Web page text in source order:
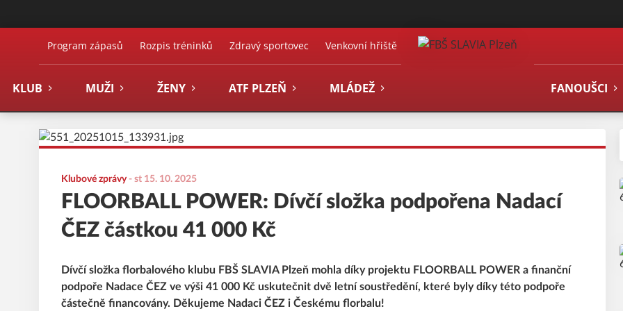
Program zápasů Rozpis tréninků Zdravý sportovec Venkovní hřiště
KLUB MUŽI ŽENY ATF PLZEŇ MLÁDEŽ FANOUŠCI
Klubové zprávy - st 15. 10. 2025
FLOORBALL POWER: Dívčí složka podpořena Nadací
ČEZ částkou 41 000 Kč
Dívčí složka florbalového klubu FBŠ SLAVIA Plzeň mohla díky projektu FLOORBALL POWER a finanční
podpoře Nadace ČEZ ve výši 41 000 Kč uskutečnit dvě letní soustředění, které byly díky této podpoře
částečně financovány. Děkujeme Nadaci ČEZ i Českému florbalu!